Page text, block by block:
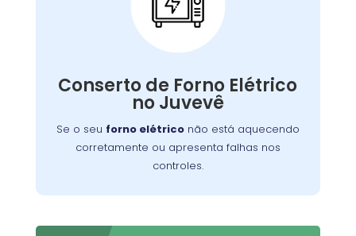
Conserto de Forno Elétrico
no Juvevê
Se o seu forno elétriconão está aquecendo
corretamente ou apresenta falhas nos
controles.
Conserto de Forno
Elétrico:
o problema, permitindo que você continue a
preparar suas refeições favoritas sem